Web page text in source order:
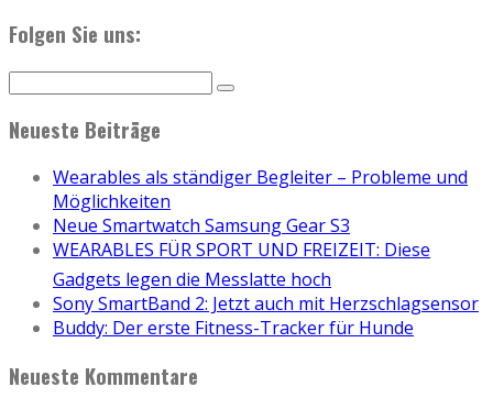
Folgen Sie uns:
Neueste Beiträge
Wearables als ständiger Begleiter – Probleme und
Möglichkeiten
Neue Smartwatch Samsung Gear S3
WEARABLES FÜR SPORT UND FREIZEIT: Diese
Gadgets legen die Messlatte hoch
Sony SmartBand 2: Jetzt auch mit Herzschlagsensor
Buddy: Der erste Fitness-Tracker für Hunde
Neueste Kommentare